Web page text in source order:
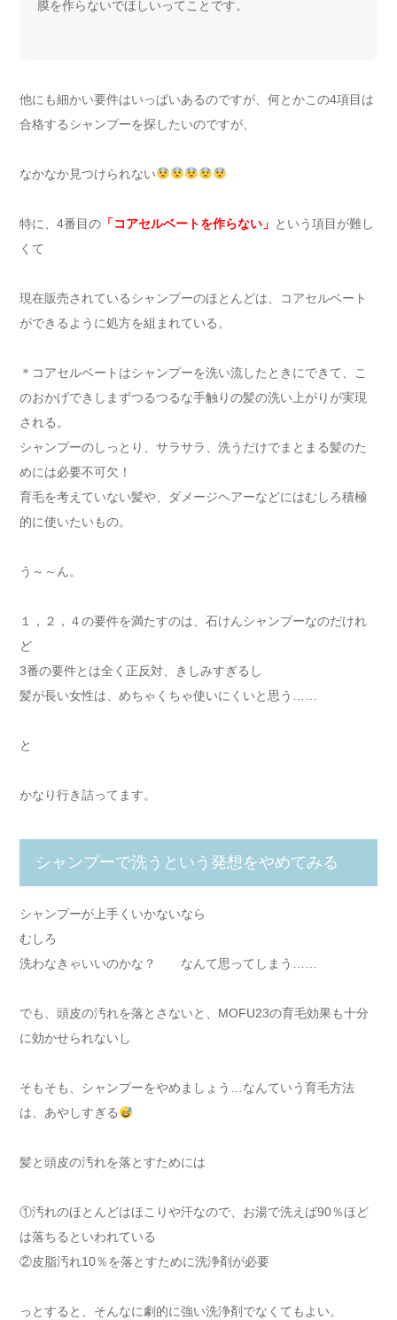
膜を作らないでほしいってことです。
他にも細かい要件はいっぱいあるのですが、何とかこの4項目は
合格するシャンプーを探したいのですが、
なかなか見つけられない
特に、4番目の 「コアセルベートを作らない」 という項目が難し
くて
現在販売されているシャンプーのほとんどは、コアセルベート
ができるように処方を組まれている。
＊コアセルベートはシャンプーを洗い流したときにできて、こ
のおかげできしまずつるつるな手触りの髪の洗い上がりが実現
される。
シャンプーのしっとり、サラサラ、洗うだけでまとまる髪のた
めには必要不可欠！
育毛を考えていない髪や、ダメージヘアーなどにはむしろ積極
的に使いたいもの。
う～～ん。
１，２，４の要件を満たすのは、石けんシャンプーなのだけれ
ど
3番の要件とは全く正反対、きしみすぎるし
髪が長い女性は、めちゃくちゃ使いにくいと思う……
と
かなり行き詰ってます。
シャンプーで洗うという発想をやめてみる
シャンプーが上手くいかないなら
むしろ
洗わなきゃいいのかな？ なんて思ってしまう……
でも、頭皮の汚れを落とさないと、MOFU23の育毛効果も十分
に効かせられないし
そもそも、シャンプーをやめましょう…なんていう育毛方法
は、あやしすぎる
髪と頭皮の汚れを落とすためには
①汚れのほとんどはほこりや汗なので、お湯で洗えば90％ほど
は落ちるといわれている
②皮脂汚れ10％を落とすために洗浄剤が必要
っとすると、そんなに劇的に強い洗浄剤でなくてもよい。